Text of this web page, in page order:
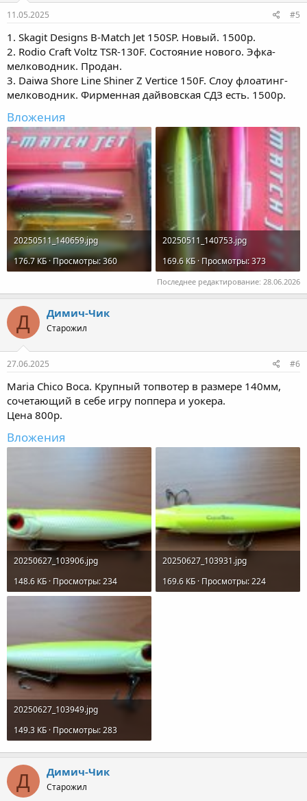
11.05.2025 #5
1. Skagit Designs B-Match Jet 150SP. Новый. 1500р.
2. Rodio Craft Voltz TSR-130F. Состояние нового. Эфка-
мелководник. Продан.
3. Daiwa Shore Line Shiner Z Vertice 150F. Слоу флоатинг-
мелководник. Фирменная дайвовская СДЗ есть. 1500р.
Вложения
20250511_140659.jpg
176.7 КБ · Просмотры: 360
20250511_140753.jpg
169.6 КБ · Просмотры: 373
Последнее редактирование: 28.06.2026
Д Димич-Чик
Старожил
27.06.2025 #6
Maria Chico Boca. Крупный топвотер в размере 140мм,
сочетающий в себе игру поппера и уокера.
Цена 800р.
Вложения
20250627_103906.jpg
148.6 КБ · Просмотры: 234
20250627_103931.jpg
169.6 КБ · Просмотры: 224
20250627_103949.jpg
149.3 КБ · Просмотры: 283
Д Димич-Чик
Старожил